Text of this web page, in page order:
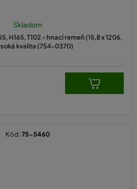
H165, T102 - hnací remeň (15,8 x 1206,
kvalita (754-0370)
Skladom
Kód:75-5460